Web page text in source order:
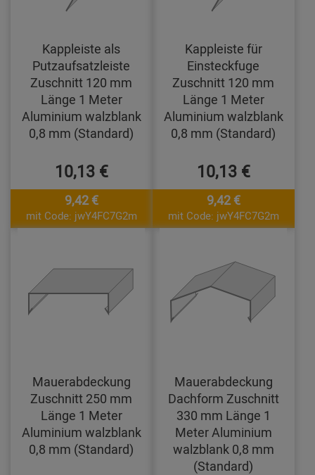
Kappleiste als
Putzaufsatzleiste
Zuschnitt 120 mm
Länge 1 Meter
Aluminium walzblank
0,8 mm (Standard)
10,13 €
9,42 €
mit Code: jwY4FC7G2m
Kappleiste für
Einsteckfuge
Zuschnitt 120 mm
Länge 1 Meter
Aluminium walzblank
0,8 mm (Standard)
10,13 €
9,42 €
mit Code: jwY4FC7G2m
Mauerabdeckung
Zuschnitt 250 mm
Länge 1 Meter
Aluminium walzblank
0,8 mm (Standard)
Mauerabdeckung
Dachform Zuschnitt
330 mm Länge 1
Meter Aluminium
walzblank 0,8 mm
(Standard)